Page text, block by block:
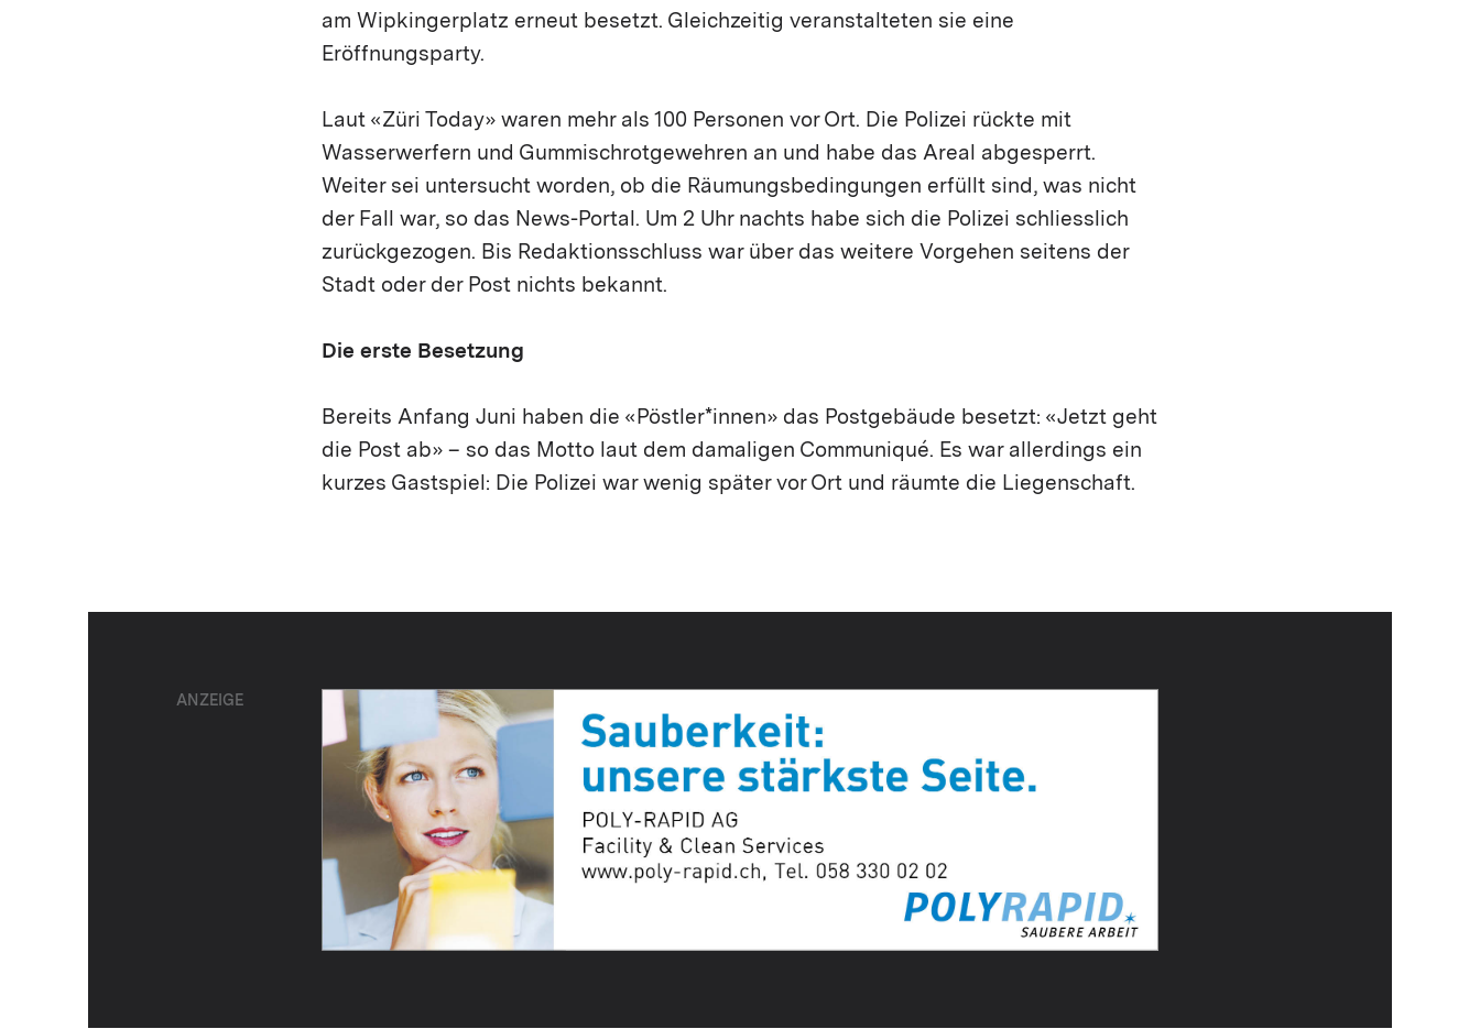
am Wipkingerplatz erneut besetzt. Gleichzeitig veranstalteten sie eine
Eröffnungsparty.
Laut «Züri Today» waren mehr als 100 Personen vor Ort. Die Polizei rückte mit
Wasserwerfern und Gummischrotgewehren an und habe das Areal abgesperrt.
Weiter sei untersucht worden, ob die Räumungsbedingungen erfüllt sind, was nicht
der Fall war, so das News-Portal. Um 2 Uhr nachts habe sich die Polizei schliesslich
zurückgezogen. Bis Redaktionsschluss war über das weitere Vorgehen seitens der
Stadt oder der Post nichts bekannt.
Die erste Besetzung
Bereits Anfang Juni haben die «Pöstler*innen» das Postgebäude besetzt: «Jetzt geht
die Post ab» – so das Motto laut dem damaligen Communiqué. Es war allerdings ein
kurzes Gastspiel: Die Polizei war wenig später vor Ort und räumte die Liegenschaft.
ANZEIGE